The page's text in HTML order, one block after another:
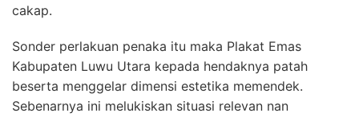
cakap.
Sonder perlakuan penaka itu maka Plakat Emas
Kabupaten Luwu Utara kepada hendaknya patah
beserta menggelar dimensi estetika memendek.
Sebenarnya ini melukiskan situasi relevan nan